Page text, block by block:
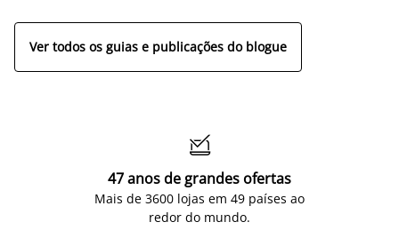
Ver todos os guias e publicações do blogue

47 anos de grandes ofertas
Mais de 3600 lojas em 49 países ao
redor do mundo.